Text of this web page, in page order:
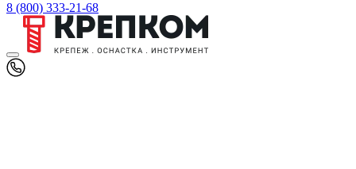
8 (800) 333-21-68